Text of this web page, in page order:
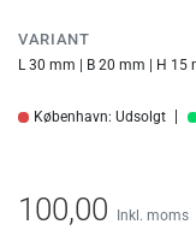
VARIANT
L 30 mm | B 20 mm | H 15
København: Udsolgt
100,00 Inkl. moms